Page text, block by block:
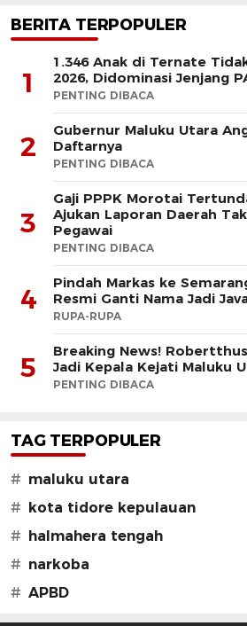
BERITA TERPOPULER
1
1.346 Anak di Ternate
2026, Didominasi Jenjang
PENTING DIBACA
2
Gubernur Maluku Utara
Daftarnya
PENTING DIBACA
3
Gaji PPPK Morotai
Ajukan Laporan Daerah
Pegawai
PENTING DIBACA
4
Pindah Markas ke
Resmi Ganti Nama Jadi
RUPA-RUPA
5
Breaking News!
Jadi Kepala Kejati Maluku
PENTING DIBACA
TAG TERPOPULER
# maluku utara
# kota tidore kepulauan
# halmahera tengah
# narkoba
# APBD